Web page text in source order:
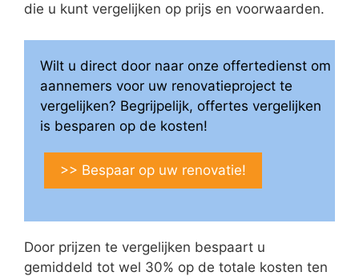
die u kunt vergelijken op prijs en voorwaarden.
Wilt u direct door naar onze offertedienst om
aannemers voor uw renovatieproject te
vergelijken? Begrijpelijk, offertes vergelijken
is besparen op de kosten!
>> Bespaar op uw renovatie!
Door prijzen te vergelijken bespaart u
gemiddeld tot wel 30% op de totale kosten ten